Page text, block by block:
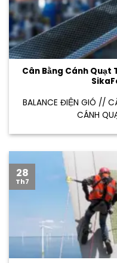
Cân Bằng Cánh Quạt
BALANCE ĐIỆN GIÓ //
CÁNH
28
Th7